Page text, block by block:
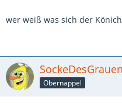
wer weiß was sich der
Obernappel